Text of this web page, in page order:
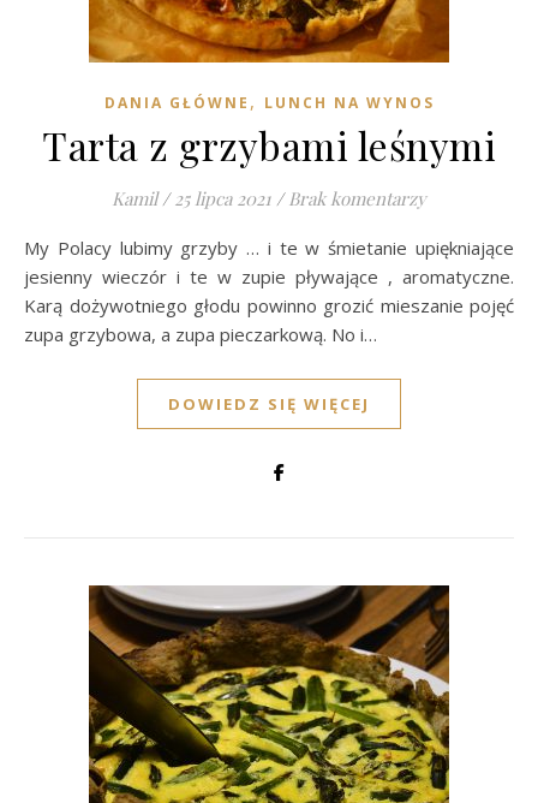
DANIA GŁÓWNE , LUNCH NA WYNOS
Tarta z grzybami leśnymi
Kamil / 25 lipca 2021 / Brak komentarzy
My Polacy lubimy grzyby … i te w śmietanie upiękniające
jesienny wieczór i te w zupie pływające , aromatyczne.
Karą dożywotniego głodu powinno grozić mieszanie pojęć
zupa grzybowa, a zupa pieczarkową. No i…
DOWIEDZ SIĘ WIĘCEJ